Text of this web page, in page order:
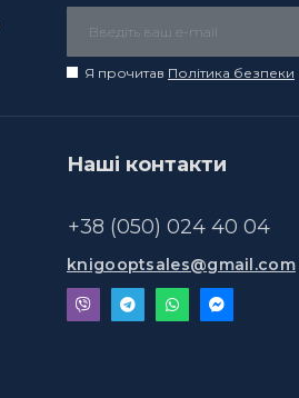
Я прочитав Політика безпеки
Наші контакти
+38 (050) 024 40 04
knigooptsales@gmail.com